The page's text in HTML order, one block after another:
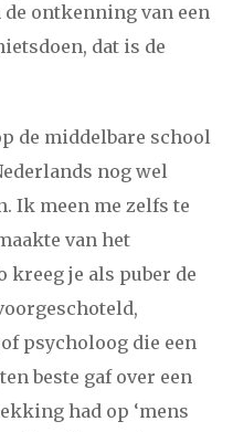
ontkenning van een
dat is de
de middelbare school
nog wel
Ik meen me zelfs te
van het
je als puber de
psycholoog die een
beste gaf over een
had op ‘mens